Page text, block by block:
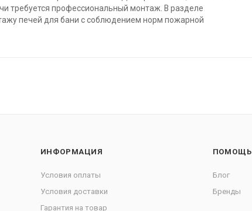
требуется профессиональный монтаж. В разделе
печей для бани с соблюдением норм пожарной
ИНФОРМАЦИЯ
Условия оплаты
Условия доставки
Гарантия на товар
ПОМОЩЬ
Блог
Бренды